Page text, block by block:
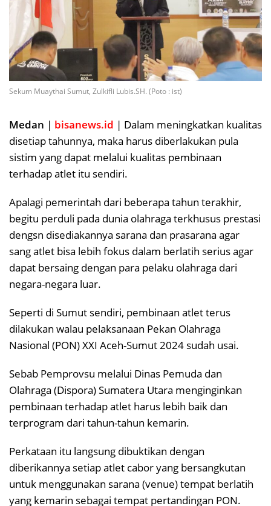
Sekum Muaythai Sumut, Zulkifli Lubis.SH. (Poto : ist)
Medan | bisanews.id | Dalam meningkatkan kualitas
disetiap tahunnya, maka harus diberlakukan pula
sistim yang dapat melalui kualitas pembinaan
terhadap atlet itu sendiri.
Apalagi pemerintah dari beberapa tahun terakhir,
begitu perduli pada dunia olahraga terkhusus prestasi
dengsn disediakannya sarana dan prasarana agar
sang atlet bisa lebih fokus dalam berlatih serius agar
dapat bersaing dengan para pelaku olahraga dari
negara-negara luar.
Seperti di Sumut sendiri, pembinaan atlet terus
dilakukan walau pelaksanaan Pekan Olahraga
Nasional (PON) XXI Aceh-Sumut 2024 sudah usai.
Sebab Pemprovsu melalui Dinas Pemuda dan
Olahraga (Dispora) Sumatera Utara menginginkan
pembinaan terhadap atlet harus lebih baik dan
terprogram dari tahun-tahun kemarin.
Perkataan itu langsung dibuktikan dengan
diberikannya setiap atlet cabor yang bersangkutan
untuk menggunakan sarana (venue) tempat berlatih
yang kemarin sebagai tempat pertandingan PON.